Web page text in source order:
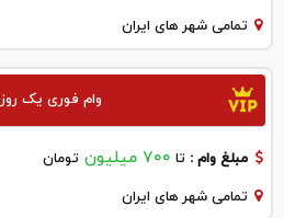
تمامی شهر های ایران
وام فوری یک
مبلغ وام : تا 700 میلیون تومان
تمامی شهر های ایران